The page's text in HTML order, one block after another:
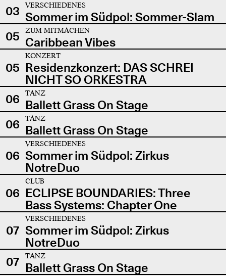
03
VERSCHIEDENES
Sommer im Südpol: Sommer-Slam
05
ZUM MITMACHEN
Caribbean Vibes
05
KONZERT
Residenzkonzert: DAS SCHREI
NICHT SO ORKESTRA
06
TANZ
Ballett Grass On Stage
06
TANZ
Ballett Grass On Stage
06
VERSCHIEDENES
Sommer im Südpol: Zirkus
NotreDuo
06
CLUB
ECLIPSE BOUNDARIES: Three
Bass Systems: Chapter One
07
VERSCHIEDENES
Sommer im Südpol: Zirkus
NotreDuo
07
TANZ
Ballett Grass On Stage